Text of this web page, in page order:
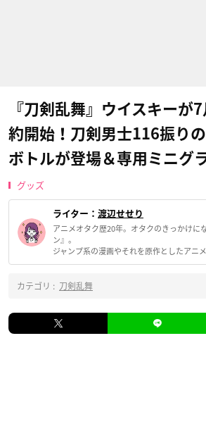
『刀剣乱舞』ウイスキーが
約開始！刀剣男士116振り
ボトルが登場＆専用ミニグ
グッズ
ライター： 渡辺せせり
アニメオタク歴20年。オタクのきっかけに
ン』。
ジャンプ系の漫画やそれを原作としたアニ
カテゴリ : 刀剣乱舞